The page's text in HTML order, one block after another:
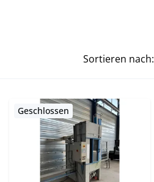
Sortieren nach:
Geschlossen